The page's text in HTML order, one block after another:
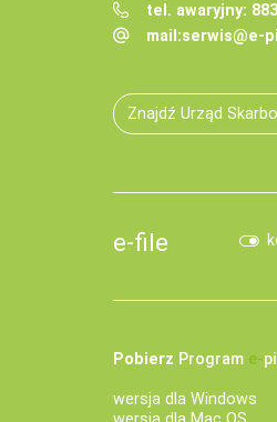
tel. awaryjny:
mail:serwis@e-
Znajdź Urząd
e-file
Pobierz Program e‑
wersja dla Windows